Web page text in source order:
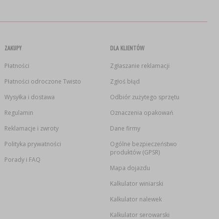
ZAKUPY
Płatności
Płatności odroczone Twisto
Wysyłka i dostawa
Regulamin
Reklamacje i zwroty
Polityka prywatności
Porady i FAQ
DLA KLIENTÓW
Zgłaszanie reklamacji
Zgłoś błąd
Odbiór zużytego sprzętu
Oznaczenia opakowań
Dane firmy
Ogólne bezpieczeństwo
produktów (GPSR)
Mapa dojazdu
Kalkulator winiarski
Kalkulator nalewek
Kalkulator serowarski